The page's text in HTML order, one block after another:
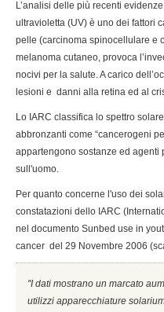
L’analisi delle più recenti
ultravioletta (UV) è uno dei fattori
pelle (carcinoma spinocellulare e
melanoma cutaneo, provoca
nocivi per la salute. A carico
lesioni e danni alla retina ed al
Lo IARC classifica lo spettro
abbronzanti come “cancerogeni
appartengono sostanze ed agenti
sull'uomo.
Per quanto concerne l'uso dei
constatazioni dello IARC
nel documento Sunbed use in
cancer del 29 Novembre 2006
''I dati mostrano un marcato
utilizzi apparecchiature